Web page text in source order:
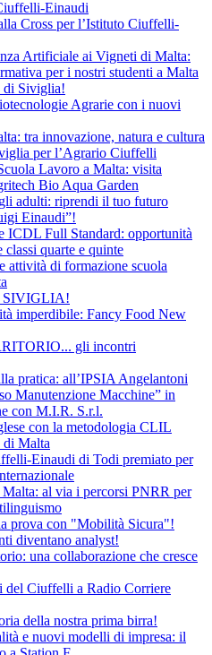
Einaudi
Cross per l’Istituto Ciuffelli-
Artificiale ai Vigneti di Malta:
per i nostri studenti a Malta
di Siviglia!
Agrarie con i nuovi
tra innovazione, natura e cultura
per l’Agrario Ciuffelli
Lavoro a Malta: visita
Bio Aqua Garden
adulti: riprendi il tuo futuro
Einaudi”!
ICDL Full Standard: opportunità
classi quarte e quinte
attività di formazione scuola
SIVIGLIA!
imperdibile: Fancy Food New
gli incontri
pratica: all’IPSIA Angelantoni
Manutenzione Macchine” in
con M.I.R. S.r.l.
con la metodologia CLIL
di Malta
Einaudi di Todi premiato per
al via i percorsi PNRR per
prova con "Mobilità Sicura"!
diventano analyst!
una collaborazione che cresce
del Ciuffelli a Radio Corriere
della nostra prima birra!
e nuovi modelli di impresa: il